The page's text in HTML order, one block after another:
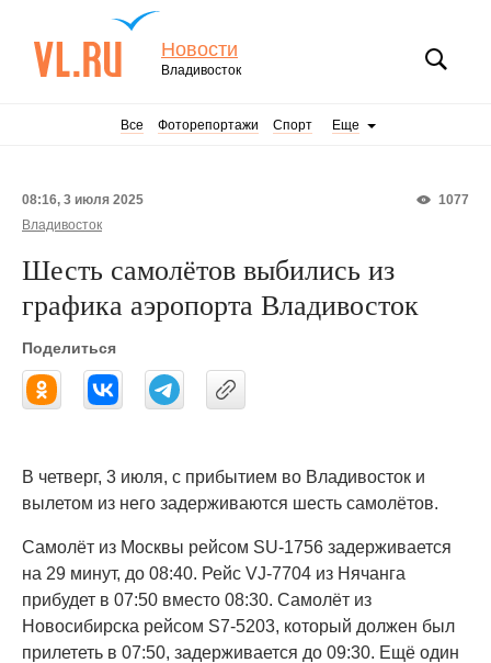
Новости
Владивосток
Все Фоторепортажи Спорт Еще
1077
08:16, 3 июля 2025
Владивосток
Шесть самолётов выбились из
графика аэропорта Владивосток
Поделиться
В четверг, 3 июля, с прибытием во Владивосток и
вылетом из него задерживаются шесть самолётов.
Самолёт из Москвы рейсом SU-1756 задерживается
на 29 минут, до 08:40. Рейс VJ-7704 из Нячанга
прибудет в 07:50 вместо 08:30. Самолёт из
Новосибирска рейсом S7-5203, который должен был
прилететь в 07:50, задерживается до 09:30. Ещё один